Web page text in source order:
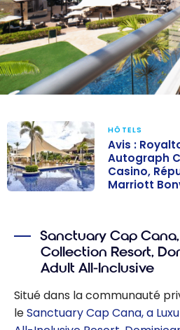
Autograph
Collection
Resort &
Casino,
République
dominicaine |
HÔTELS
Avis :
Autograph
Casino,
Marriott
Sanctuary Cap
Collection Resort,
Adult All-Inclusive
Situé dans la communauté
leSanctuary Cap Cana, a